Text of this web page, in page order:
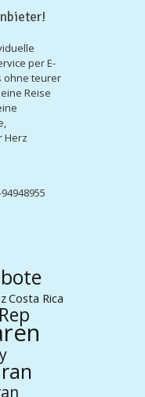
per E-
ohne teurer
Reise
Herz
Costa Rica